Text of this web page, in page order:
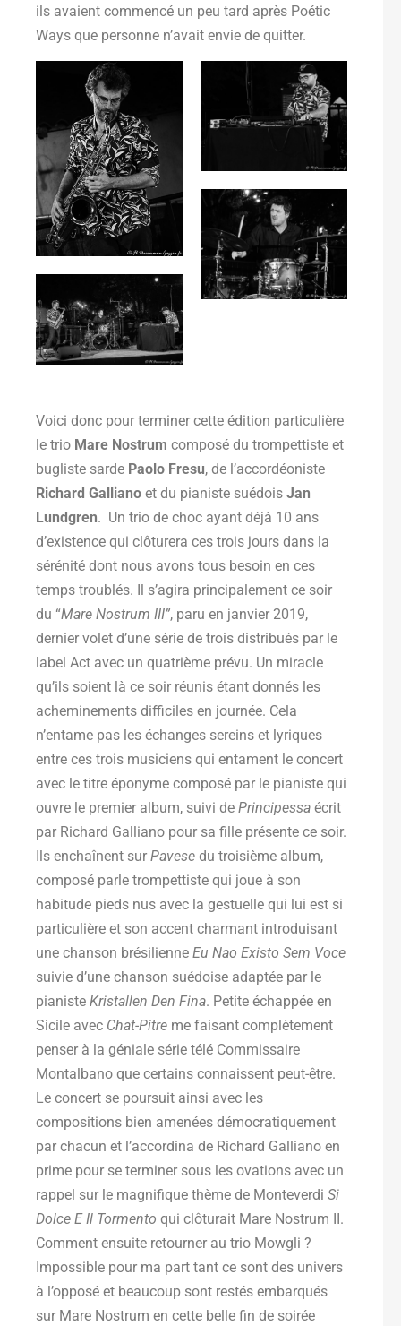
ils avaient commencé un peu tard après Poétic
Ways que personne n’avait envie de quitter.
Voici donc pour terminer cette édition particulière
le trio Mare Nostrum composé du trompettiste et
bugliste sarde Paolo Fresu, de l’accordéoniste
Richard Galliano et du pianiste suédois Jan
Lundgren. Un trio de choc ayant déjà 10 ans
d’existence qui clôturera ces trois jours dans la
sérénité dont nous avons tous besoin en ces
temps troublés. Il s’agira principalement ce soir
du “Mare Nostrum III”, paru en janvier 2019,
dernier volet d’une série de trois distribués par le
label Act avec un quatrième prévu. Un miracle
qu’ils soient là ce soir réunis étant donnés les
acheminements difficiles en journée. Cela
n’entame pas les échanges sereins et lyriques
entre ces trois musiciens qui entament le concert
avec le titre éponyme composé par le pianiste qui
ouvre le premier album, suivi de Principessa écrit
par Richard Galliano pour sa fille présente ce soir.
Ils enchaînent sur Pavese du troisième album,
composé parle trompettiste qui joue à son
habitude pieds nus avec la gestuelle qui lui est si
particulière et son accent charmant introduisant
une chanson brésilienne Eu Nao Existo Sem Voce
suivie d’une chanson suédoise adaptée par le
pianiste Kristallen Den Fina. Petite échappée en
Sicile avec Chat-Pitre me faisant complètement
penser à la géniale série télé Commissaire
Montalbano que certains connaissent peut-être.
Le concert se poursuit ainsi avec les
compositions bien amenées démocratiquement
par chacun et l’accordina de Richard Galliano en
prime pour se terminer sous les ovations avec un
rappel sur le magnifique thème de Monteverdi Si
Dolce E Il Tormento qui clôturait Mare Nostrum II.
Comment ensuite retourner au trio Mowgli ?
Impossible pour ma part tant ce sont des univers
à l’opposé et beaucoup sont restés embarqués
sur Mare Nostrum en cette belle fin de soirée